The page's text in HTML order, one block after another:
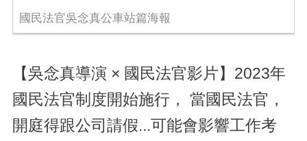
國民法官吳念真公車站篇海報
【吳念真導演 × 國民法官影片】 2023年
國民法官制度開始施行， 當國民法官，
開庭得跟公司請假...可能會影響工作考